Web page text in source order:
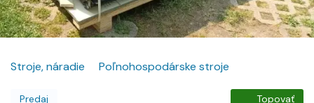
Stroje, náradie Poľnohospodárske stroje
Predaj Topovať